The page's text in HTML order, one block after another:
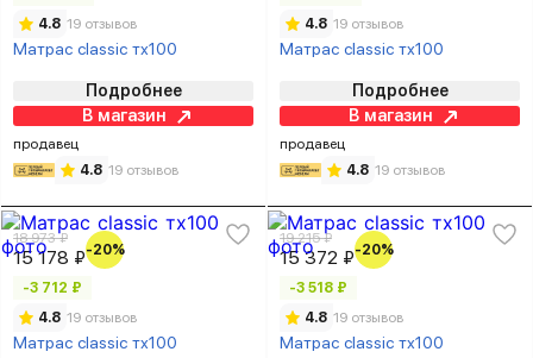
4.8 19 отзывов
Матрас classic тх100
Подробнее
В магазин
продавец
4.8 19 отзывов
4.8 19 отзывов
Матрас classic тх100
Подробнее
В магазин
продавец
4.8 19 отзывов
18 973 ₽
15 178 ₽-20%
-3 712 ₽
4.8 19 отзывов
Матрас classic тх100
19 215 ₽
15 372 ₽-20%
-3 518 ₽
4.8 19 отзывов
Матрас classic тх100